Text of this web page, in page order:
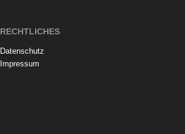
RECHTLICHES
Datenschutz
Impressum